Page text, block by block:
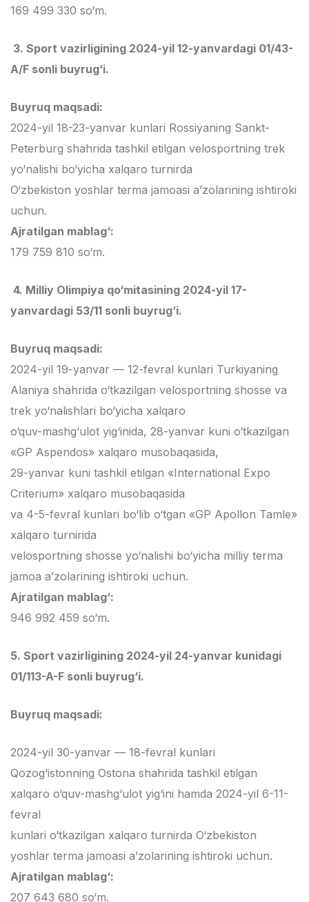
169 499 330 so‘m.
3. Sport vazirligining 2024-yil 12-yanvardagi 01/43-
A/F sonli buyrug‘i.
Buyruq maqsadi:
2024-yil 18-23-yanvar kunlari Rossiyaning Sankt-
Peterburg shahrida tashkil etilgan velosportning trek
yo‘nalishi bo‘yicha xalqaro turnirda
O‘zbekiston yoshlar terma jamoasi a’zolarining ishtiroki
uchun.
Ajratilgan mablag‘:
179 759 810 so‘m.
4. Milliy Olimpiya qo‘mitasining 2024-yil 17-
yanvardagi 53/11 sonli buyrug‘i.
Buyruq maqsadi:
2024-yil 19-yanvar — 12-fevral kunlari Turkiyaning
Alaniya shahrida o‘tkazilgan velosportning shosse va
trek yo‘nalishlari bo‘yicha xalqaro
o‘quv-mashg‘ulot yig‘inida, 28-yanvar kuni o‘tkazilgan
«GP Aspendos» xalqaro musobaqasida,
29-yanvar kuni tashkil etilgan «International Expo
Criterium» xalqaro musobaqasida
va 4-5-fevral kunlari bo‘lib o‘tgan «GP Apollon Tamle»
xalqaro turnirida
velosportning shosse yo‘nalishi bo‘yicha milliy terma
jamoa a’zolarining ishtiroki uchun.
Ajratilgan mablag‘:
946 992 459 so‘m.
5. Sport vazirligining 2024-yil 24-yanvar kunidagi
01/113-A-F sonli buyrug‘i.
Buyruq maqsadi:
2024-yil 30-yanvar — 18-fevral kunlari
Qozog‘istonning Ostona shahrida tashkil etilgan
xalqaro o‘quv-mashg‘ulot yig‘ini hamda 2024-yil 6-11-
fevral
kunlari o‘tkazilgan xalqaro turnirda O‘zbekiston
yoshlar terma jamoasi a’zolarining ishtiroki uchun.
Ajratilgan mablag‘:
207 643 680 so‘m.